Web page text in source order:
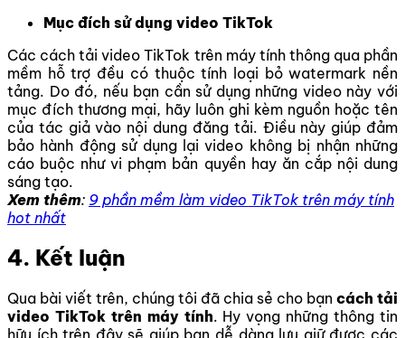
Mục đích sử dụng video TikTok
Các cách tải video TikTok trên máy tính thông qua phần
mềm hỗ trợ đều có thuộc tính loại bỏ watermark nền
tảng. Do đó, nếu bạn cần sử dụng những video này với
mục đích thương mại, hãy luôn ghi kèm nguồn hoặc tên
của tác giả vào nội dung đăng tải. Điều này giúp đảm
bảo hành động sử dụng lại video không bị nhận những
cáo buộc như vi phạm bản quyền hay ăn cắp nội dung
sáng tạo.
Xem thêm: 9 phần mềm làm video TikTok trên máy tính
hot nhất
4. Kết luận
Qua bài viết trên, chúng tôi đã chia sẻ cho bạn cách tải
video TikTok trên máy tính. Hy vọng những thông tin